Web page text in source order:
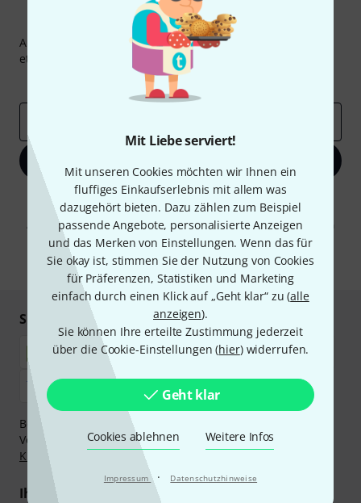
Mit Liebe serviert!
Mit unseren Cookies möchten wir Ihnen ein
fluffiges Einkaufserlebnis mit allem was
dazugehört bieten. Dazu zählen zum Beispiel
passende Angebote, personalisierte Anzeigen
und das Merken von Einstellungen. Wenn das für
Sie okay ist, stimmen Sie der Nutzung von Cookies
für Präferenzen, Statistiken und Marketing
einfach durch einen Klick auf „Geht klar“ zu (alle
anzeigen).
Sie können Ihre erteilte Zustimmung jederzeit
über die Cookie-Einstellungen (hier) widerrufen.
Geht klar
Cookies ablehnen Weitere Infos
Impressum · Datenschutzhinweise
Thomann Newsletter
Abonniere den Thomann Newsletter und gewinne mit
etwas Glück einen von
50 Gutscheinen
Inspirierende Beiträge
Mit Klick auf „Jetzt anmelden“ stimmen Sie dem Erhalt von E-Mail-
Werbung und einer Messung des E-Mail-Nutzungsverhaltens zu. Die
Abmeldung ist jederzeit möglich. Weitere Informationen finden Sie in
unserenDatenschutzhinweisen.
* Pflichtfeld
Sicher einkaufen & bezahlen
Bezahlen Sie vertraulich und sicher per Nachnahme,
Vorkasse, PayPal, Amazon Pay,
Klarna Sofort bezahlen
Klarna Ratenzahlung
oder Kreditkarte.
Ihre Vorteile